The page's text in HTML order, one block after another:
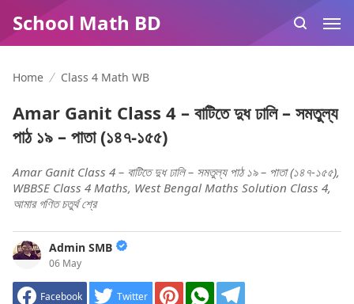
School Math BD
Home Class 4 Math WB
Amar Ganit Class 4 – বাটিতে দুধ ঢালি – সমতুল্য
পাঠ ১৯ – পাতা (১৪৭-১৫৫)
Amar Ganit Class 4 – বাটিতে দুধ ঢালি – সমতুল্য পাঠ ১৯ – পাতা (১৪৭-১৫৫),
WBBSE Class 4 Maths, West Bengal Maths Solution Class 4,
আমার গণিত চতুর্থ শ্রে
Admin SMB
06 May
Facebook Twitter